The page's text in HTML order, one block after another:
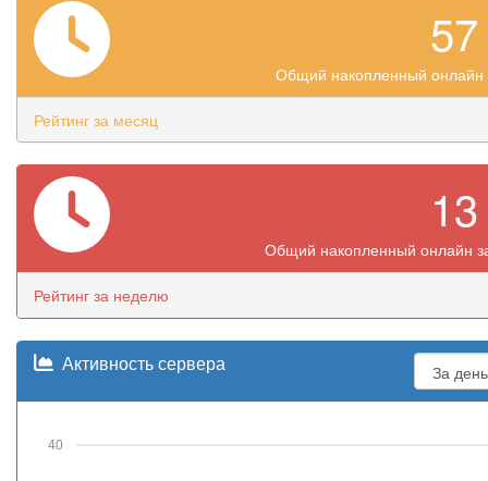
Общий накопленный онлайн
Рейтинг за месяц
Общий накопленный онлайн
Рейтинг за неделю
Активность сервера
40